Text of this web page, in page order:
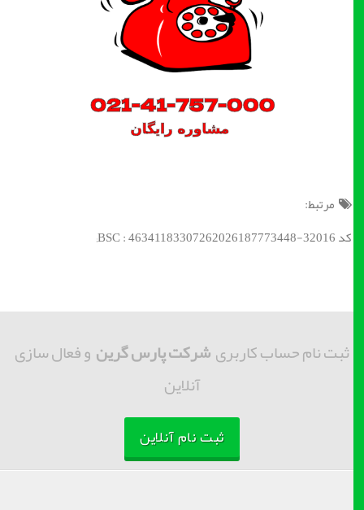
مرتبط:
کد BSC : 46341183307262026187773448-32016;
ثبت نام حساب کاربریشرکت پارس گرینو فعال سازی
آنلاین
ثبت نام آنلاین